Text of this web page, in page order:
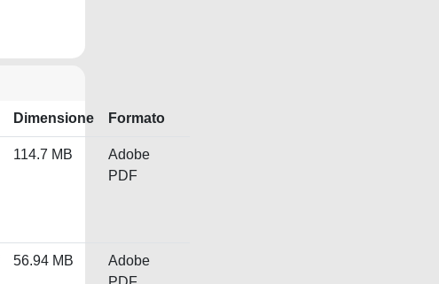
Dimensione Formato
114.7 MB
Adobe
PDF
56.94 MB
Adobe